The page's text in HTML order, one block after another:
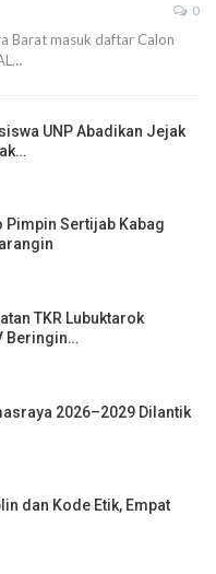
0
Barat masuk daftar Calon
UNP Abadikan Jejak
Pimpin Sertijab Kabag
TKR Lubuktarok
Beringin…
2026–2029 Dilantik
dan Kode Etik, Empat